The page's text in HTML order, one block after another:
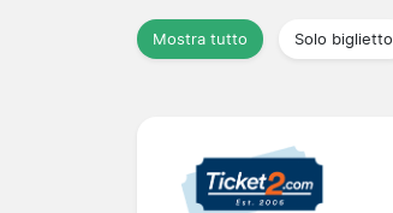
Mostra tutto Solo biglietto